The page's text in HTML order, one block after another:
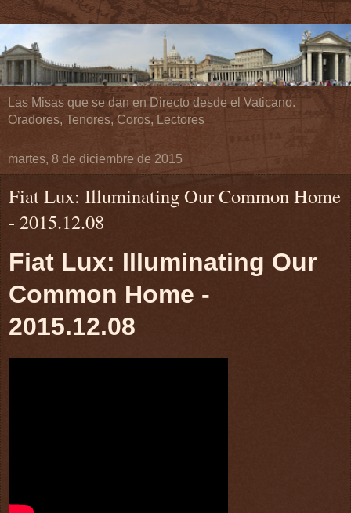
Las Misas que se dan en Directo desde el Vaticano.
Oradores, Tenores, Coros, Lectores
martes, 8 de diciembre de 2015
Fiat Lux: Illuminating Our Common Home
- 2015.12.08
Fiat Lux: Illuminating Our
Common Home -
2015.12.08